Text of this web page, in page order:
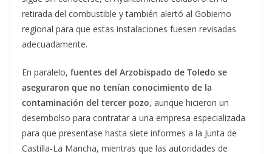
retirada del combustible y también alertó al Gobierno
regional para que estas instalaciones fuesen revisadas
adecuadamente.
En paralelo, fuentes del Arzobispado de Toledo se
aseguraron que no tenían conocimiento de la
contaminación del tercer pozo, aunque hicieron un
desembolso para contratar a una empresa especializada
para que presentase hasta siete informes a la Junta de
Castilla-La Mancha, mientras que las autoridades de